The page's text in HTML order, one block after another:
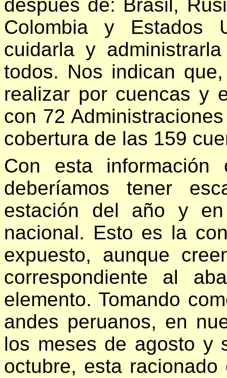
después de: Brasil,
Colombia y Estados
cuidarla y
todos. Nos indican
realizar por cuencas y
con 72
cobertura de las 159
Con esta
deberíamos tener
estación del año y
nacional. Esto es la
expuesto, aunque
correspondiente al
elemento. Tomando
andes peruanos, en
los meses de agosto y
octubre, esta